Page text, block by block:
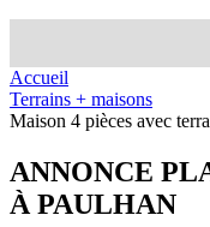
Accueil
Terrains + maisons
Maison 4 pièces avec
ANNONCE
À PAULHAN